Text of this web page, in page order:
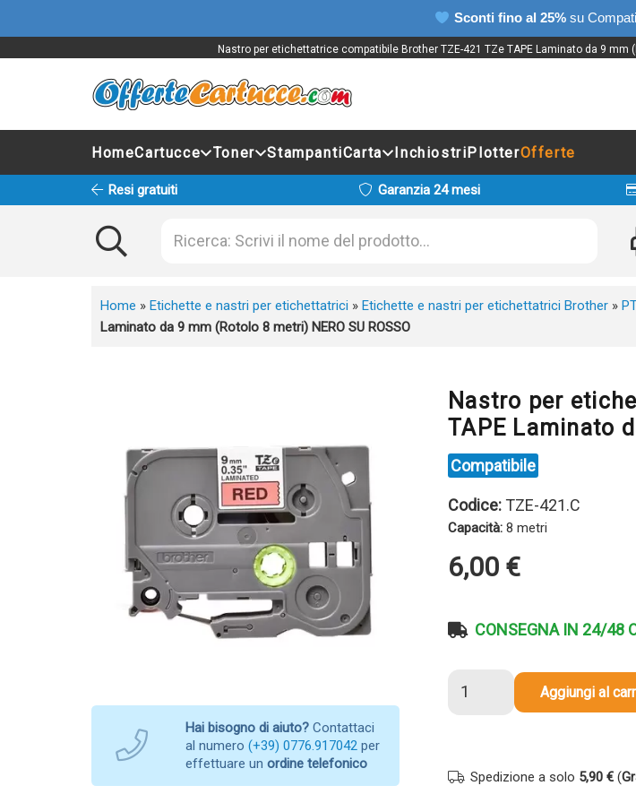
Sconti fino al 25% su
Nastro per etichettatrice compatibile Brother TZE-421 TZe TAPE Laminato da 9
HomeCartucce Toner StampantiCarta InchiostriPlotterOfferte
Resi gratuiti Garanzia 24 mesi
Home » Etichette e nastri per etichettatrici » Etichette e nastri per etichettatrici Brother »
Laminato da 9 mm (Rotolo 8 metri) NERO SU ROSSO
Hai bisogno di aiuto? Contattaci
al numero (+39) 0776.917042 per
effettuare un ordine telefonico
Nastro per
TAPE Laminato
Compatibile
Codice: TZE-421.C
Capacità: 8 metri
6,00 €
CONSEGNA IN 24/48
per
TZE-
Aggiungi al
Spedizione a solo 5,90 € (